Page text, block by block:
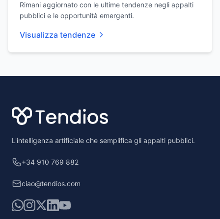
Rimani aggiornato con le ultime tendenze negli appalti
pubblici e le opportunità emergenti.
Visualizza tendenze
L'intelligenza artificiale che semplifica gli appalti pubblici.
+34 910 769 882
ciao@tendios.com
WhatsApp
Instagram
X LinkedIn
YouTube